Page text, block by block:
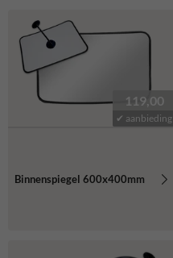
119,00
✔ aanbieding
Binnenspiegel 600x400mm